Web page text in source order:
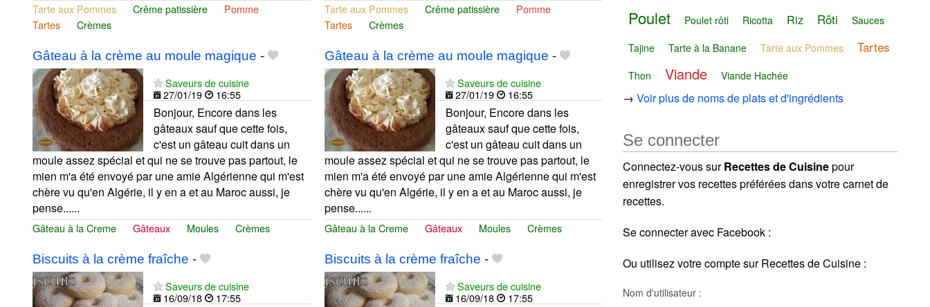
Tarte aux Pommes Crême patissière
Pomme
Tartes
Crèmes
Tarte aux Pommes Crême patissière
Pomme
Tartes
Crèmes
Gâteau à la crème au moule magique -
Saveurs de cuisine
27/01/19
16:55
Bonjour, Encore dans les
gâteaux sauf que cette fois,
c'est un gâteau cuit dans un
moule assez spécial et qui ne se trouve pas partout, le
mien m'a été envoyé par une amie Algérienne qui m'est
chère vu qu'en Algérie, il y en a et au Maroc aussi, je
pense......
Gâteau à la Creme Gâteaux Moules Crèmes
Gâteau à la crème au moule magique -
Saveurs de cuisine
27/01/19
16:55
Bonjour, Encore dans les
gâteaux sauf que cette fois,
c'est un gâteau cuit dans un
moule assez spécial et qui ne se trouve pas partout, le
mien m'a été envoyé par une amie Algérienne qui m'est
chère vu qu'en Algérie, il y en a et au Maroc aussi, je
pense......
Gâteau à la Creme Gâteaux Moules Crèmes
Biscuits à la crème fraîche -
Saveurs de cuisine
16/09/18
17:55
Biscuits à la crème fraîche -
Saveurs de cuisine
16/09/18
17:55
Poulet Poulet rôti Ricotta Riz Rôti
Sauces
Tajine
Tarte à la Banane Tarte aux Pommes Tartes
Thon Viande Viande Hachée
→Voir plus de noms de plats et d'ingrédients
Se connecter
Connectez-vous surRecettes de Cuisinepour
enregistrer vos recettes préférées dans votre carnet de
recettes.
Se connecter avec Facebook :
Ou utilisez votre compte sur Recettes de Cuisine :
Nom d'utilisateur :